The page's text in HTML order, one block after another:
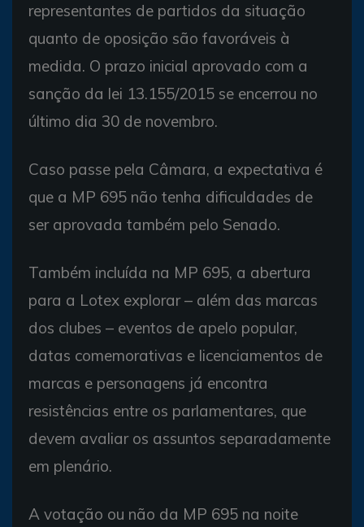
representantes de partidos da situação
quanto de oposição são favoráveis à
medida. O prazo inicial aprovado com a
sanção da lei 13.155/2015 se encerrou no
último dia 30 de novembro.
Caso passe pela Câmara, a expectativa é
que a MP 695 não tenha dificuldades de
ser aprovada também pelo Senado.
Também incluída na MP 695, a abertura
para a Lotex explorar – além das marcas
dos clubes – eventos de apelo popular,
datas comemorativas e licenciamentos de
marcas e personagens já encontra
resistências entre os parlamentares, que
devem avaliar os assuntos separadamente
em plenário.
A votação ou não da MP 695 na noite